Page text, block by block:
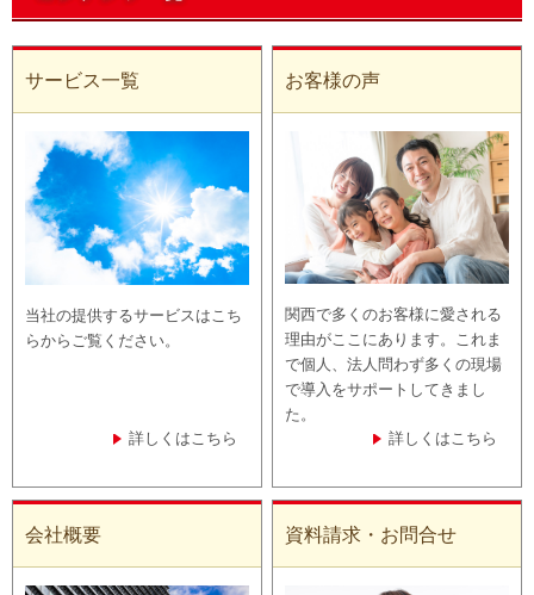
サービス一覧
当社の提供するサービスはこち
らからご覧ください。
詳しくはこちら
お客様の声
関西で多くのお客様に愛される
理由がここにあります。これま
で個人、法人問わず多くの現場
で導入をサポートしてきまし
た。
詳しくはこちら
会社概要 資料請求・お問合せ